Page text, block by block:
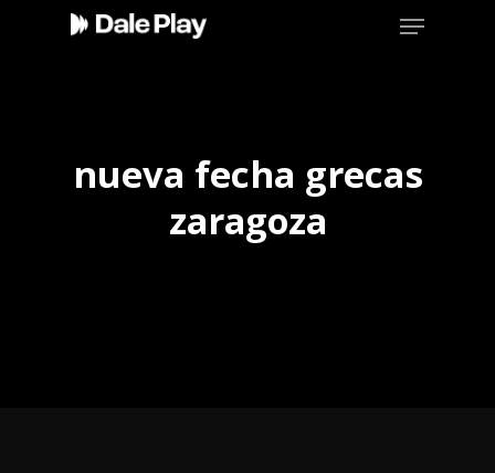
Menu
nueva fecha grecas
zaragoza